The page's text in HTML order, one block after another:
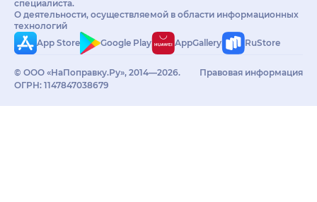
специалиста.
О деятельности, осуществляемой в области информационных
технологий
App Store
Google Play AppGallery RuStore
© ООО «НаПоправку.Ру», 2014—2026.
ОГРН: 1147847038679
Правовая информация